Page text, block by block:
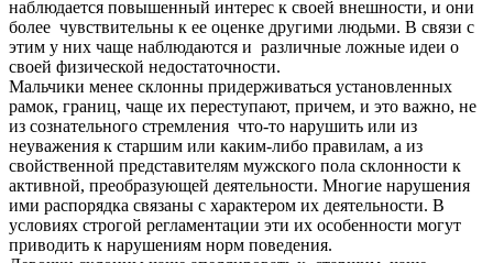
наблюдается повышенный интерес к своей внешности, и они
более чувствительны к ее оценке другими людьми. В связи с
этим у них чаще наблюдаются и различные ложные идеи о
своей физической недостаточности.
Мальчики менее склонны придерживаться установленных
рамок, границ, чаще их переступают, причем, и это важно, не
из сознательного стремления что-то нарушить или из
неуважения к старшим или каким-либо правилам, а из
свойственной представителям мужского пола склонности к
активной, преобразующей деятельности. Многие нарушения
ими распорядка связаны с характером их деятельности. В
условиях строгой регламентации эти их особенности могут
приводить к нарушениям норм поведения.